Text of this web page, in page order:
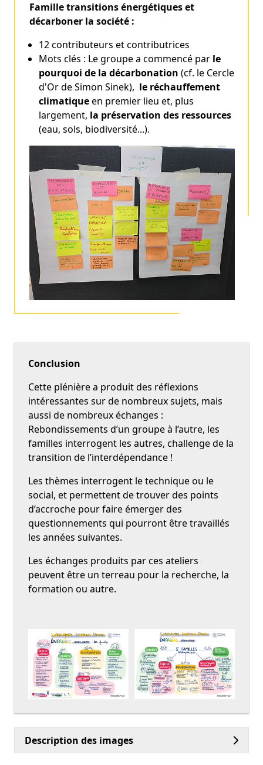
Famille transitions énergétiques et
décarboner la société :
12 contributeurs et contributrices
Mots clés : Le groupe a commencé par le
pourquoi de la décarbonation (cf. le Cercle
d'Or de Simon Sinek), le réchauffement
climatiqueen premier lieu et, plus
largement, la préservation des ressources
(eau, sols, biodiversité...).
Conclusion
Cette plénière a produit des réflexions
intéressantes sur de nombreux sujets, mais
aussi de nombreux échanges :
Rebondissements d’un groupe à l’autre, les
familles interrogent les autres, challenge de la
transition de l’interdépendance !
Les thèmes interrogent le technique ou le
social, et permettent de trouver des points
d’accroche pour faire émerger des
questionnements qui pourront être travaillés
les années suivantes.
Les échanges produits par ces ateliers
peuvent être un terreau pour la recherche, la
formation ou autre.
Description des images